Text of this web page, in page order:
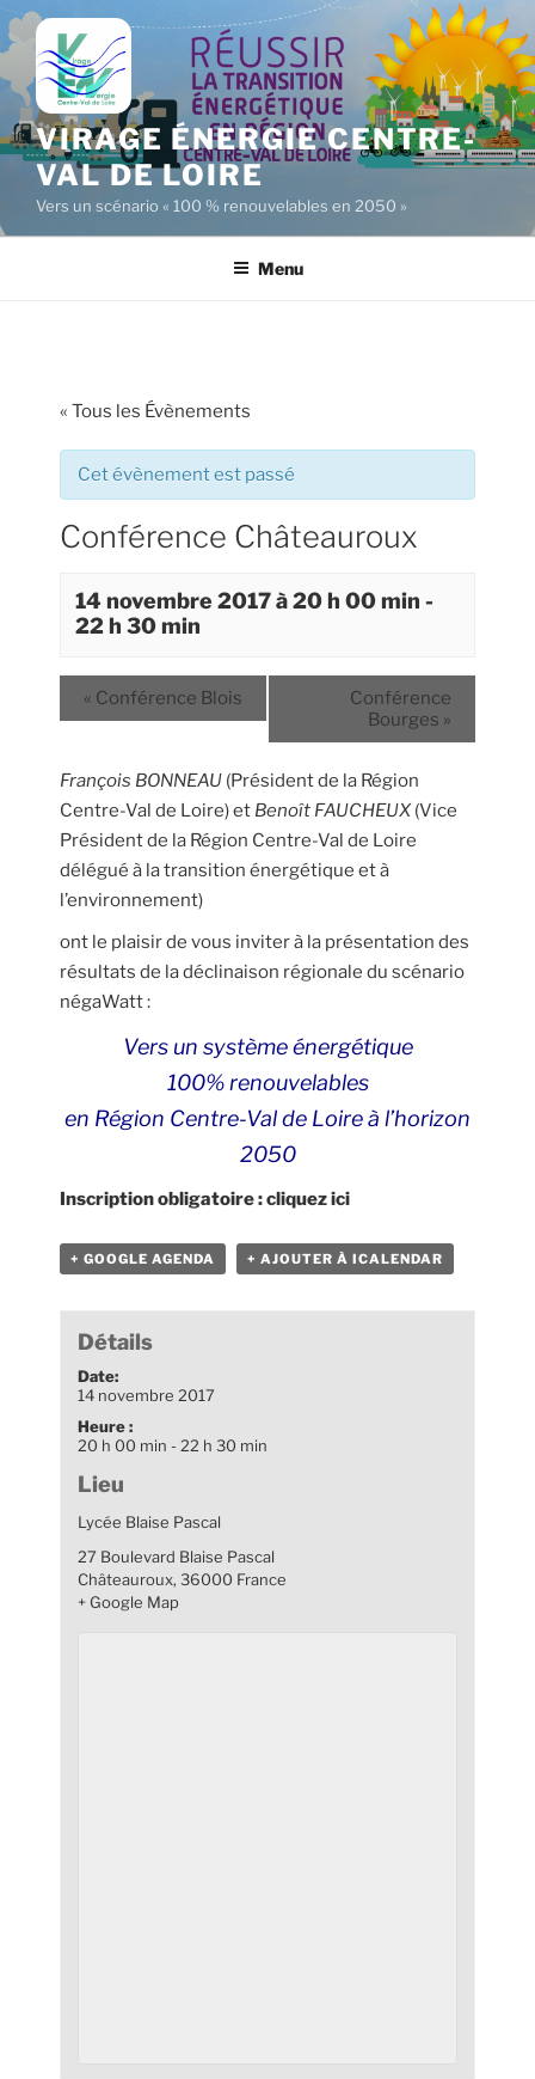
Aller
au
contenu
principal
VIRAGE ÉNERGIE CENTRE-
VAL DE LOIRE
Vers un scénario « 100 % renouvelables en 2050 »
Menu
« Tous les Évènements
Cet évènement est passé
Conférence Châteauroux
14 novembre 2017 à 20 h 00 min -
22 h 30 min
« Conférence Blois
Conférence
Bourges »
François BONNEAU (Président de la Région
Centre-Val de Loire) et Benoît FAUCHEUX (Vice
Président de la Région Centre-Val de Loire
délégué à la transition énergétique et à
l’environnement)
ont le plaisir de vous inviter à la présentation des
résultats de la déclinaison régionale du scénario
négaWatt :
Vers un système énergétique
100% renouvelables
en Région Centre-Val de Loire à l’horizon
2050
Inscription obligatoire :cliquez ici
+ GOOGLE AGENDA + AJOUTER À ICALENDAR
Détails
Date:
14 novembre 2017
Heure :
20 h 00 min - 22 h 30 min
Lieu
Lycée Blaise Pascal
27 Boulevard Blaise Pascal
Châteauroux, 36000 France
+ Google Map